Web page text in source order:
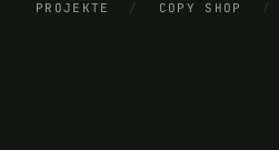
PROJEKTE / COPY SHOP /